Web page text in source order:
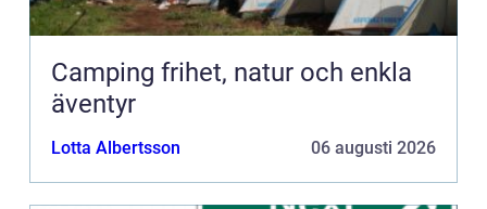
Camping frihet, natur och enkla
äventyr
Lotta Albertsson 06 augusti 2026